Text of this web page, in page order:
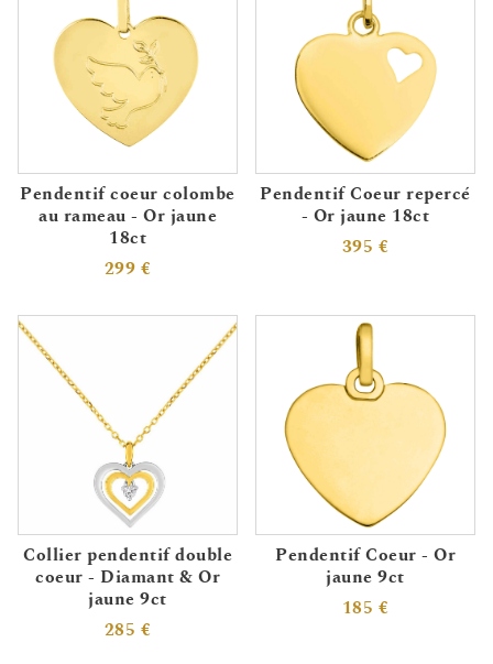
Pendentif coeur colombe
au rameau - Or jaune
18ct
299 €
Pendentif Coeur repercé
- Or jaune 18ct
395 €
Collier pendentif double
coeur - Diamant & Or
jaune 9ct
285 €
Pendentif Coeur - Or
jaune 9ct
185 €